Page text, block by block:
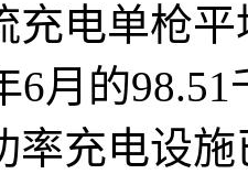
充电单枪
6月的
率充电设